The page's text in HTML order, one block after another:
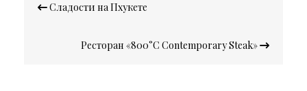
по Сладости на Пхукете
Ресторан «800°С Contemporary Steak»